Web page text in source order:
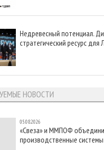
Недревесный потенциал.
стратегический ресурс для
НОВОСТИ
05.08.2026
«Свеза» и ММПОФ
производственные системы